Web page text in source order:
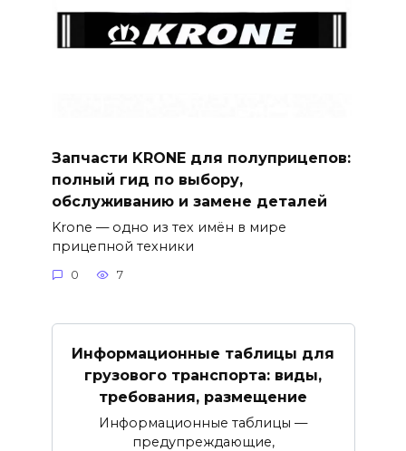
Запчасти KRONE для полуприцепов:
полный гид по выбору,
обслуживанию и замене деталей
Krone — одно из тех имён в мире
прицепной техники
0 7
Информационные таблицы для
грузового транспорта: виды,
требования, размещение
Информационные таблицы —
предупреждающие,